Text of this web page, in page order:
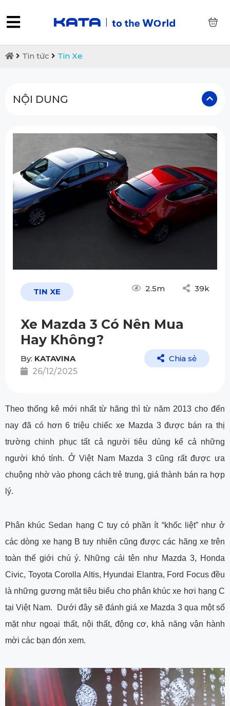
Tin tức Tin Xe
NỘI DUNG
TIN XE 2.5m 39k
Xe Mazda 3 Có Nên Mua
Hay Không?
By: KATAVINA
26/12/2025
Chia sẻ
Theo thống kê mới nhất từ hãng thì từ năm 2013 cho đến
nay đã có hơn 6 triệu chiếc xe Mazda 3 được bán ra thị
trường chinh phục tất cả người tiêu dùng kể cả những
người khó tính. Ở Việt Nam Mazda 3 cũng rất được ưa
chuộng nhờ vào phong cách trẻ trung, giá thành bán ra hợp
lý.
Phân khúc Sedan hạng C tuy có phần ít “khốc liệt” như ở
các dòng xe hạng B tuy nhiên cũng được các hãng xe trên
toàn thế giới chú ý. Những cái tên như Mazda 3, Honda
Civic, Toyota Corolla Altis, Hyundai Elantra, Ford Focus đều
là những gương mặt tiêu biểu cho phân khúc xe hơi hạng C
tại Việt Nam. Dưới đây sẽ đánh giá xe Mazda 3 qua một số
mặt như ngoại thất, nội thất, động cơ, khả năng vận hành
mời các bạn đón xem.